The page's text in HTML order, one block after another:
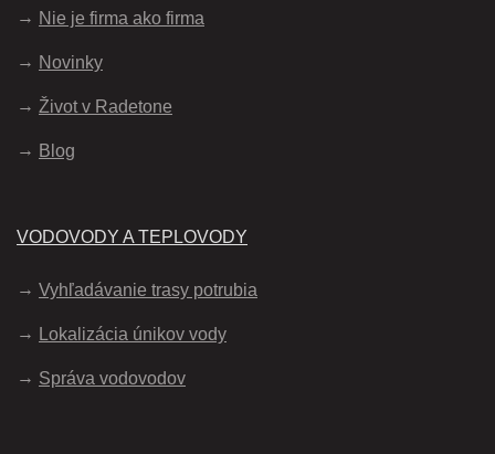
Nie je firma ako firma
Novinky
Život v Radetone
Blog
VODOVODY A TEPLOVODY
Vyhľadávanie trasy potrubia
Lokalizácia únikov vody
Správa vodovodov